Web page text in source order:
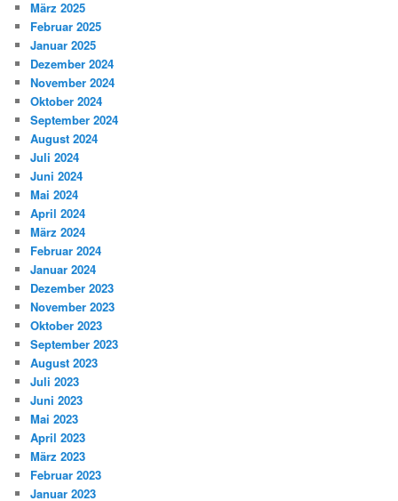
März 2025
Februar 2025
Januar 2025
Dezember 2024
November 2024
Oktober 2024
September 2024
August 2024
Juli 2024
Juni 2024
Mai 2024
April 2024
März 2024
Februar 2024
Januar 2024
Dezember 2023
November 2023
Oktober 2023
September 2023
August 2023
Juli 2023
Juni 2023
Mai 2023
April 2023
März 2023
Februar 2023
Januar 2023